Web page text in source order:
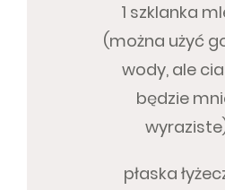
1 szklanka
(można użyć
wody, ale
będzie
płaska